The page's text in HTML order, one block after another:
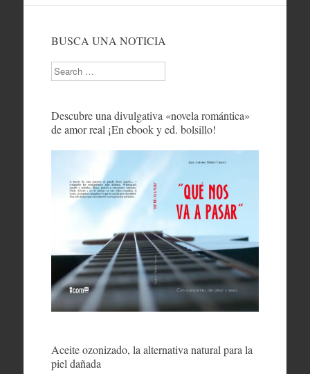
BUSCA UNA NOTICIA
Search
Descubre una divulgativa «novela romántica»
de amor real ¡En ebook y ed. bolsillo!
Aceite ozonizado, la alternativa natural para la
piel dañada